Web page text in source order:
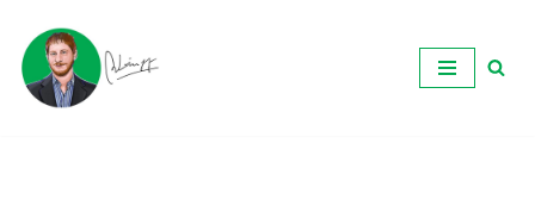
Ir
al